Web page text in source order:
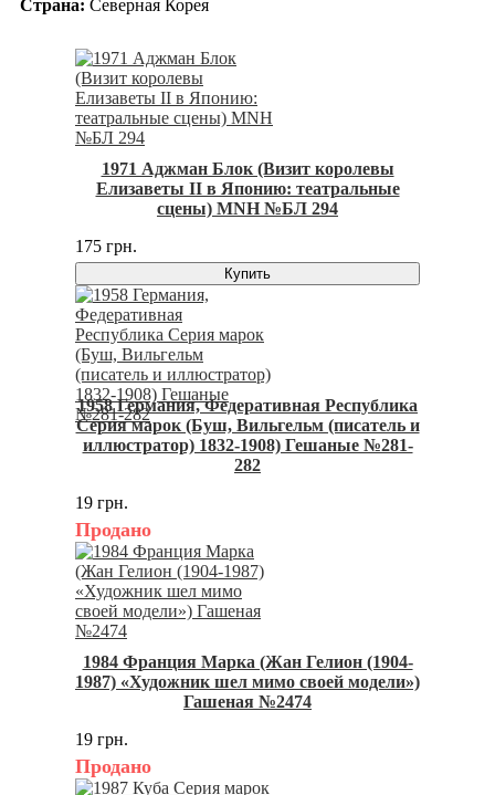
Страна: Северная Корея
1971 Аджман Блок (Визит королевы
Елизаветы II в Японию: театральные
сцены) MNH №БЛ 294
175 грн.
Купить
1958 Германия, Федеративная Республика
Серия марок (Буш, Вильгельм (писатель и
иллюстратор) 1832-1908) Гешаные №281-
282
19 грн.
Продано
1984 Франция Марка (Жан Гелион (1904-
1987) «Художник шел мимо своей модели»)
Гашеная №2474
19 грн.
Продано